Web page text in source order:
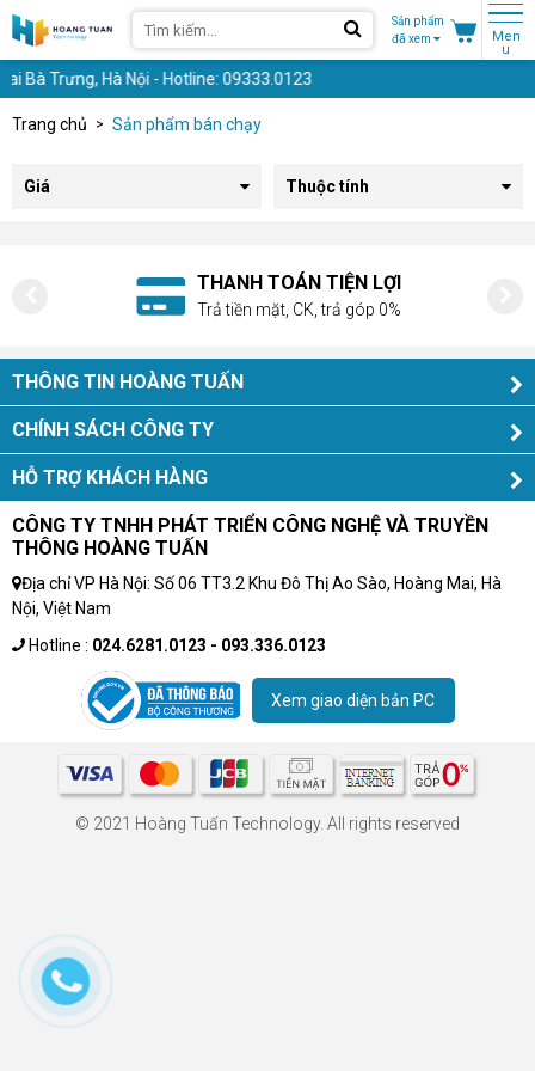
Sản phẩm
đã xem
Men
u
Bà Trưng, Hà Nội - Hotline: 09333.0123
Trang chủ Sản phẩm bán chạy
Giá Thuộc tính
THANH TOÁN TIỆN LỢI
Trả tiền mặt, CK, trả góp 0%
THÔNG TIN HOÀNG TUẤN
CHÍNH SÁCH CÔNG TY
HỖ TRỢ KHÁCH HÀNG
CÔNG TY TNHH PHÁT TRIỂN CÔNG NGHỆ VÀ TRUYỀN
THÔNG HOÀNG TUẤN
Địa chỉ VP Hà Nội: Số 06 TT3.2 Khu Đô Thị Ao Sào, Hoàng Mai, Hà
Nội, Việt Nam
Hotline : 024.6281.0123 - 093.336.0123
Xem giao diện bản PC
© 2021 Hoàng Tuấn Technology. All rights reserved